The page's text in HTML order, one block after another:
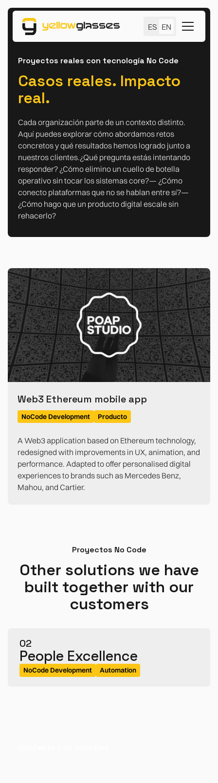
ES EN
Proyectos reales con tecnología No Code
Casos reales. Impacto
real.
Cada organización parte de un contexto distinto.
Aquí puedes explorar cómo abordamos retos
concretos y qué resultados hemos logrado junto a
nuestros clientes.¿Qué pregunta estás intentando
responder? ¿Cómo elimino un cuello de botella
operativo sin tocar los sistemas core?— ¿Cómo
conecto plataformas que no se hablan entre sí?—
¿Cómo hago que un producto digital escale sin
rehacerlo?
Web3 Ethereum mobile app
NoCode Development Producto
A Web3 application based on Ethereum technology,
redesigned with improvements in UX, animation, and
performance. Adapted to offer personalised digital
experiences to brands such as Mercedes Benz,
Mahou, and Cartier.
Proyectos No Code
Other solutions we have
built together with our
customers
02
People Excellence
NoCode Development Automation